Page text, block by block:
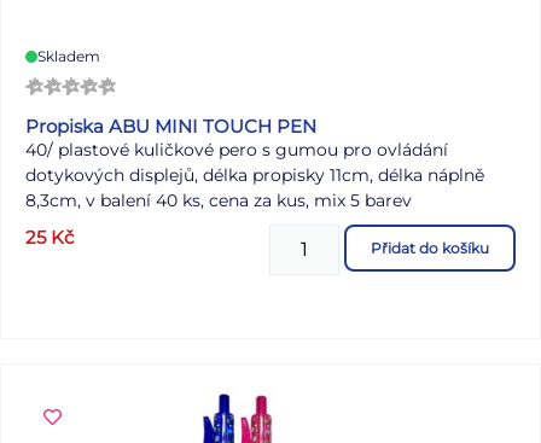
Skladem
Propiska ABU MINI TOUCH PEN
40/ plastové kuličkové pero s gumou pro ovládání
dotykových displejů, délka propisky 11cm, délka náplně
8,3cm, v balení 40 ks, cena za kus, mix 5 barev
Dodáváno v mixu dle aktuální skladové zásoby
25 Kč Přidat do košíku